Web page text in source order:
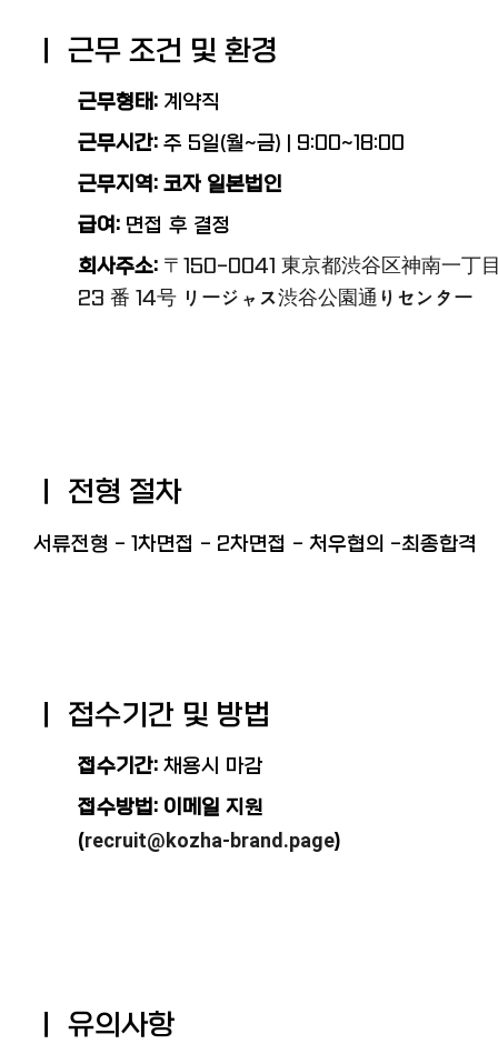
ㅣ 근무 조건 및 환경
근무형태: 계약직
근무시간: 주 5일(월~금) | 9:00~18:00
근무지역 : 코자 일본법인
급여 : 면접 후 결정
회사주소: 〒150-0041 東京都渋谷区神南一丁
23 番 14号 リージャス渋谷公園通りセンター
ㅣ 전형 절차
서류전형 - 1차면접 - 2차면접 - 처우협의 -최종합격
ㅣ 접수기간 및 방법
접수기간: 채용시 마감
접수방법: 이메일 지원
(recruit@kozha-brand.page)
ㅣ 유의사항